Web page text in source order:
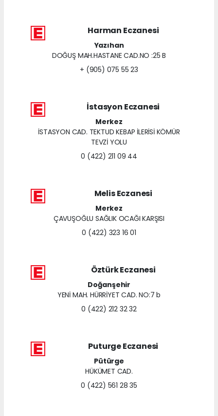
Harman Eczanesi
Yazıhan
DOĞUŞ MAH.HASTANE CAD.NO :25 B
+ (905) 075 55 23
İstasyon Eczanesi
Merkez
İSTASYON CAD. TEKTUD KEBAP İLERİSİ KÖMÜR
TEVZİ YOLU
0 (422) 211 09 44
Melis Eczanesi
Merkez
ÇAVUŞOĞLU SAĞLIK OCAĞI KARŞISI
0 (422) 323 16 01
Öztürk Eczanesi
Doğanşehir
YENİ MAH. HÜRRİYET CAD. NO:7 b
0 (422) 212 32 32
Puturge Eczanesi
Pütürge
HÜKÜMET CAD.
0 (422) 561 28 35